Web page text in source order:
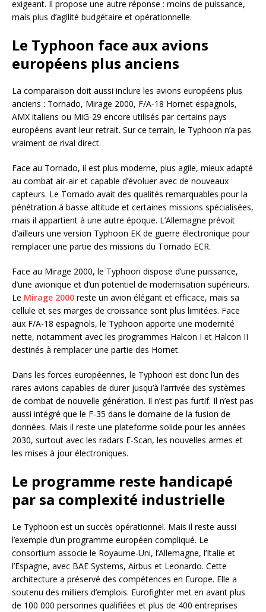
exigeant. Il propose une autre réponse : moins de puissance,
mais plus d’agilité budgétaire et opérationnelle.
Le Typhoon face aux avions
européens plus anciens
La comparaison doit aussi inclure les avions européens plus
anciens : Tornado, Mirage 2000, F/A-18 Hornet espagnols,
AMX italiens ou MiG-29 encore utilisés par certains pays
européens avant leur retrait. Sur ce terrain, le Typhoon n’a pas
vraiment de rival direct.
Face au Tornado, il est plus moderne, plus agile, mieux adapté
au combat air-air et capable d’évoluer avec de nouveaux
capteurs. Le Tornado avait des qualités remarquables pour la
pénétration à basse altitude et certaines missions spécialisées,
mais il appartient à une autre époque. L’Allemagne prévoit
d’ailleurs une version Typhoon EK de guerre électronique pour
remplacer une partie des missions du Tornado ECR.
Face au Mirage 2000, le Typhoon dispose d’une puissance,
d’une avionique et d’un potentiel de modernisation supérieurs.
Le Mirage 2000 reste un avion élégant et efficace, mais sa
cellule et ses marges de croissance sont plus limitées. Face
aux F/A-18 espagnols, le Typhoon apporte une modernité
nette, notamment avec les programmes Halcon I et Halcon II
destinés à remplacer une partie des Hornet.
Dans les forces européennes, le Typhoon est donc l’un des
rares avions capables de durer jusqu’à l’arrivée des systèmes
de combat de nouvelle génération. Il n’est pas furtif. Il n’est pas
aussi intégré que le F-35 dans le domaine de la fusion de
données. Mais il reste une plateforme solide pour les années
2030, surtout avec les radars E-Scan, les nouvelles armes et
les mises à jour électroniques.
Le programme reste handicapé
par sa complexité industrielle
Le Typhoon est un succès opérationnel. Mais il reste aussi
l’exemple d’un programme européen compliqué. Le
consortium associe le Royaume-Uni, l’Allemagne, l’Italie et
l’Espagne, avec BAE Systems, Airbus et Leonardo. Cette
architecture a préservé des compétences en Europe. Elle a
soutenu des milliers d’emplois. Eurofighter met en avant plus
de 100 000 personnes qualifiées et plus de 400 entreprises